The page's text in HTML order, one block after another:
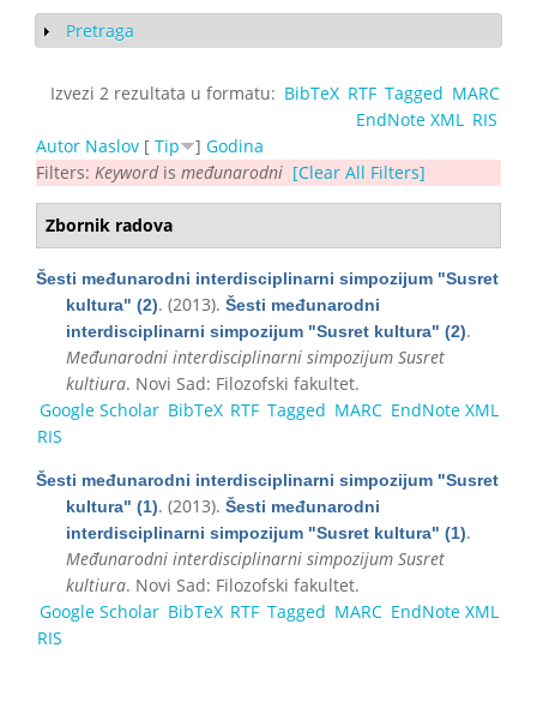
Show
Pretraga
Izvezi 2 rezultata u formatu: BibTeX RTF Tagged MARC
EndNote XML
RIS
Autor Naslov [ Tip ] Godina
Filters: Keywordis međunarodni [Clear All Filters]
Zbornik radova
Šesti međunarodni interdisciplinarni simpozijum "Susret
kultura" (2). (2013). Šesti međunarodni
interdisciplinarni simpozijum "Susret kultura" (2).
Međunarodni interdisciplinarni simpozijum Susret
kultiura. Novi Sad: Filozofski fakultet.
Google Scholar BibTeX RTF Tagged MARC EndNote XML
RIS
Šesti međunarodni interdisciplinarni simpozijum "Susret
kultura" (1). (2013). Šesti međunarodni
interdisciplinarni simpozijum "Susret kultura" (1).
Međunarodni interdisciplinarni simpozijum Susret
kultiura. Novi Sad: Filozofski fakultet.
Google Scholar BibTeX RTF Tagged MARC EndNote XML
RIS